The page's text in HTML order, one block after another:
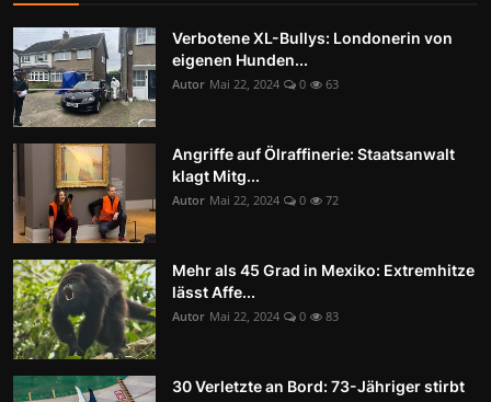
Verbotene XL-Bullys: Londonerin von
eigenen Hunden...
Autor Mai 22, 2024 0 63
Angriffe auf Ölraffinerie: Staatsanwalt
klagt Mitg...
Autor Mai 22, 2024 0 72
Mehr als 45 Grad in Mexiko: Extremhitze
lässt Affe...
Autor Mai 22, 2024 0 83
30 Verletzte an Bord: 73-Jähriger stirbt